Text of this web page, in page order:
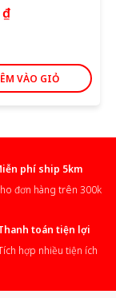
₫
VÀO GIỎ
phí ship 5km
đơn hàng trên 300k
toán tiện lợi
hợp nhiều tiện ích